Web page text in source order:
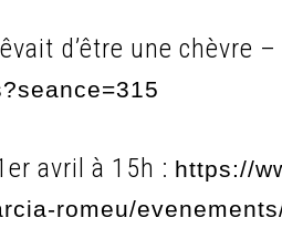
d’être une chèvre
avril à 15h : https://
romeu/